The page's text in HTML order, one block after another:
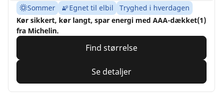
Sommer Egnet til elbil
Tryghed i hverdagen
Kør sikkert, kør langt, spar energi med AAA-dækket(1)
fra Michelin.
Find størrelse
Se detaljer